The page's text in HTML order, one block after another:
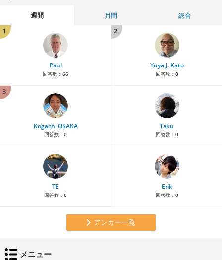
週間 月間
総合
1
Paul
回答数： 66
2
Yuya J. Kato
回答数： 0
3
Kogachi OSAKA
回答数： 0
Taku
回答数： 0
TE
回答数： 0
Erik
回答数： 0
アンカー一覧
メニュー